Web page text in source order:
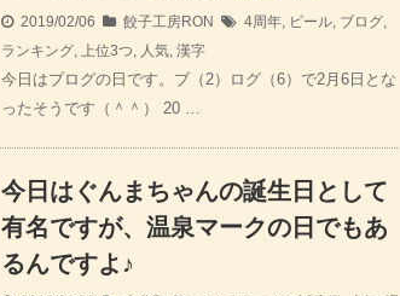
2019/02/06 餃子工房RON 4周年, ビール, ブログ,
ランキング, 上位3つ, 人気, 漢字
今日はブログの日です。ブ（2）ログ（6）で2月6日とな
ったそうです（＾＾） 20 …
今日はぐんまちゃんの誕生日として
有名ですが、温泉マークの日でもあ
るんですよ♪